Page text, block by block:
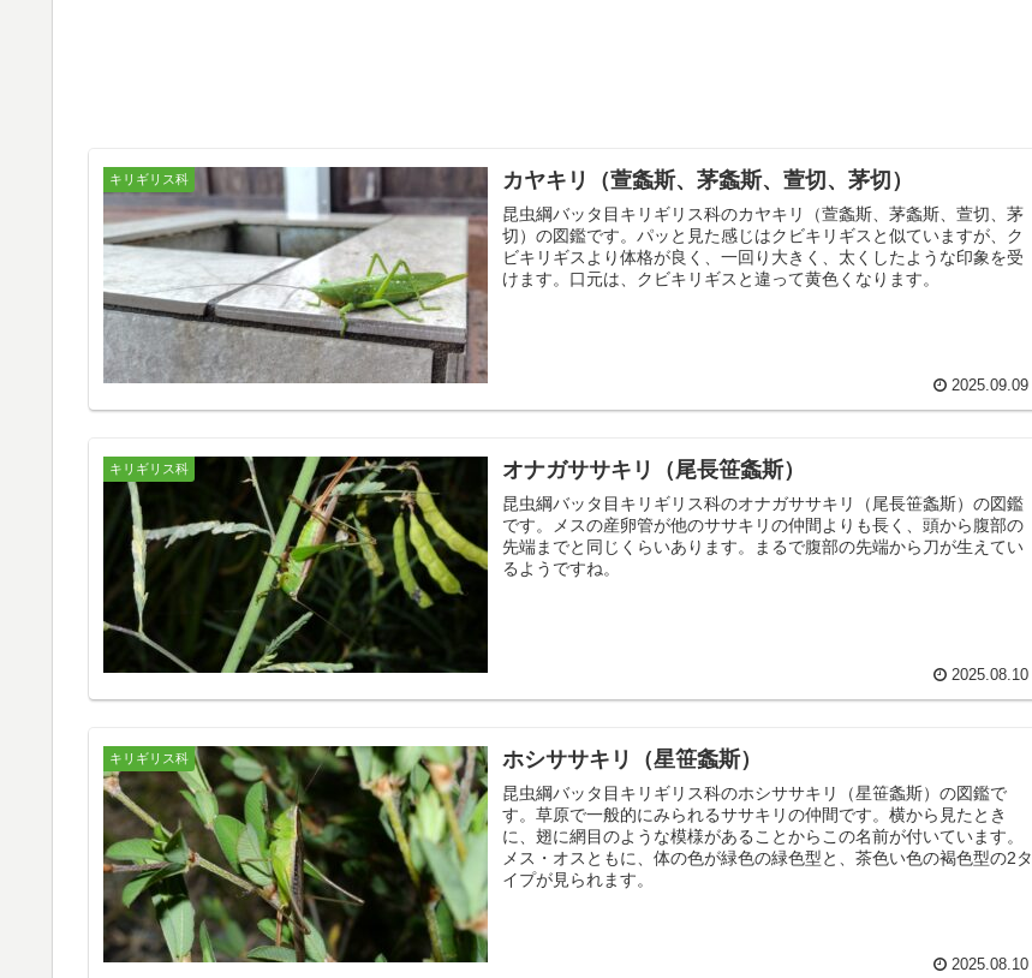
キリギリス科 カヤキリ（萱螽斯、茅螽斯、萱切、茅切）
昆虫綱バッタ目キリギリス科のカヤキリ（萱螽斯、茅螽斯、萱切、茅
切）の図鑑です。パッと見た感じはクビキリギスと似ていますが、ク
ビキリギスより体格が良く、一回り大きく、太くしたような印象を受
けます。口元は、クビキリギスと違って黄色くなります。
2025.09.09
キリギリス科 オナガササキリ（尾長笹螽斯）
昆虫綱バッタ目キリギリス科のオナガササキリ（尾長笹螽斯）の図鑑
です。メスの産卵管が他のササキリの仲間よりも長く、頭から腹部の
先端までと同じくらいあります。まるで腹部の先端から刀が生えてい
るようですね。
2025.08.10
キリギリス科 ホシササキリ（星笹螽斯）
昆虫綱バッタ目キリギリス科のホシササキリ（星笹螽斯）の図鑑で
す。草原で一般的にみられるササキリの仲間です。横から見たとき
に、翅に網目のような模様があることからこの名前が付いています。
メス・オスともに、体の色が緑色の緑色型と、茶色い色の褐色型の2タ
イプが見られます。
2025.08.10